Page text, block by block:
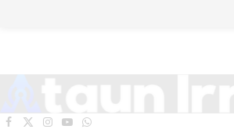
Facebook
X
Instagram
YouTubeWhatsApp